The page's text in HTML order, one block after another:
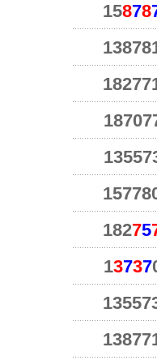
15878
18275
13737